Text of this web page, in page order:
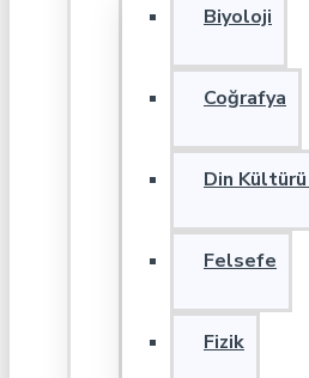
Biyoloji
Coğrafya
Din
Felsefe
Fizik